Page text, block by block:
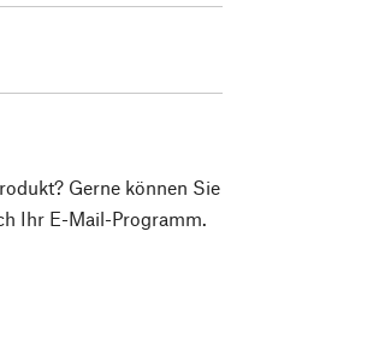
Gerne können Sie
Ihr E-Mail-Programm.